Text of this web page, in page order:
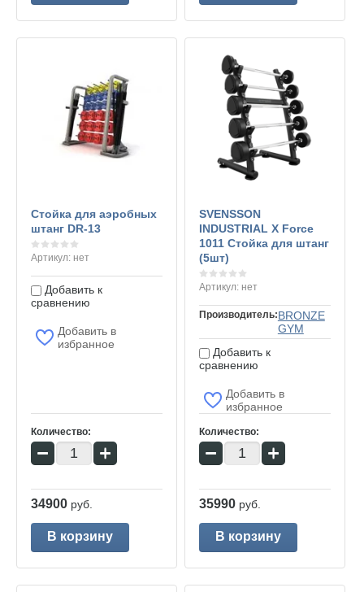
Стойка для аэробных
штанг DR-13
Артикул: нет
Добавить к
сравнению
Добавить в
избранное
Количество:
− +
34900 руб.
В корзину
SVENSSON
INDUSTRIAL X Force
1011 Стойка для штанг
(5шт)
Артикул:нет
Производитель:BRONZE
GYM
Добавить к
сравнению
Добавить в
избранное
Количество:
− +
35990 руб.
В корзину